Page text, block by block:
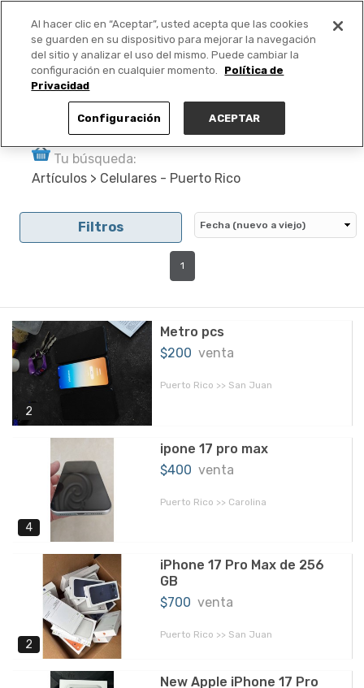
PUBLICA GRATIS +
Tu búsqueda:
Artículos > Celulares - Puerto Rico
Filtros
1
2
Metro pcs
$200 venta
Puerto Rico >> San Juan
4
ipone 17 pro max
$400 venta
Puerto Rico >> Carolina
2
iPhone 17 Pro Max de 256
GB
$700 venta
Puerto Rico >> San Juan
New Apple iPhone 17 Pro
Al hacer clic en “Aceptar”, usted acepta que las cookies
se guarden en su dispositivo para mejorar la navegación
del sitio y analizar el uso del mismo. Puede cambiar la
configuración en cualquier momento.
Política de
Privacidad
Configuración ACEPTAR